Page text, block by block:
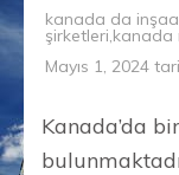
kanada da
şirketleri,kanada
Mayıs 1, 2024
Kanada’da